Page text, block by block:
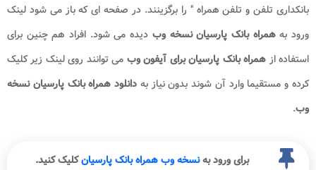
بانکداری تلفن و تلفن همراه " را برگزینند. در صفحه ای که باز می شود لینک
ورود بههمراه بانک پارسیان نسخه وب دیده می شود. افراد هم چنین برای
استفاده از همراه بانک پارسیان برای آیفون وب می توانند روی لینک زیر کلیک
کرده و مستقیما وارد آن شوند بدون نیاز به دانلود همراه بانک پارسیان نسخه
وب.
برای ورود بهنسخه وب همراه بانک پارسیانکلیک کنید.